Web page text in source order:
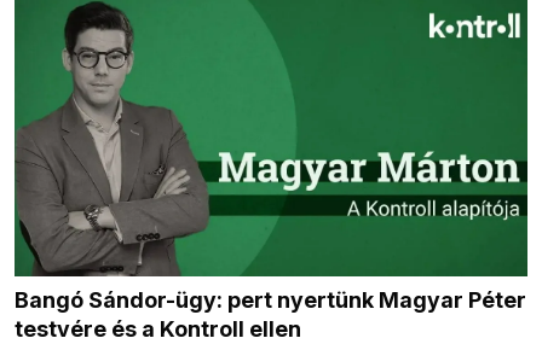
Bangó Sándor-ügy: pert nyertünk Magyar Péter
testvére és a Kontroll ellen